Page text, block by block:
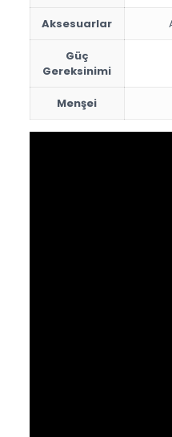
Aksesuarlar
Güç
Gereksinimi
Menşei